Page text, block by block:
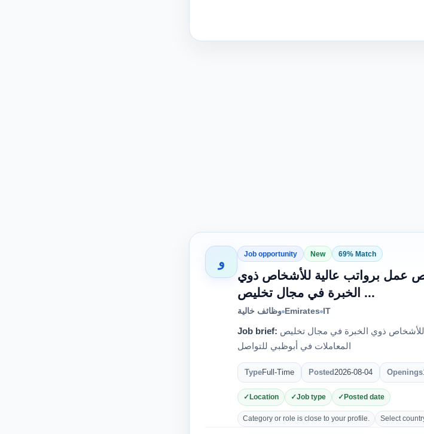
و
Job opportunity New 69% Match
عمل برواتب عالية للأشخاص ذوي
الخبرة في مجال تخليص ...
وظائف خالية Emirates IT
Job brief:
المعاملات في أبوظبي للتواصل
TypeFull-Time Posted2026-08-04 Openings
Location Job type Posted date
Category or role is close to your profile. Select